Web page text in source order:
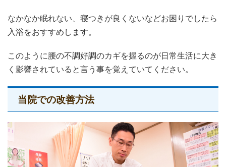
なかなか眠れない、寝つきが良くないなどお困りでしたら
入浴をおすすめします。
このように腰の不調好調のカギを握るのが日常生活に大き
く影響されていると言う事を覚えていてください。
当院での改善方法